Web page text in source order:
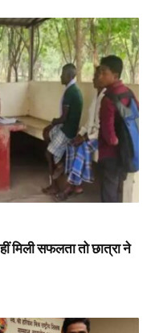
मिली सफलता तो छात्रा ने